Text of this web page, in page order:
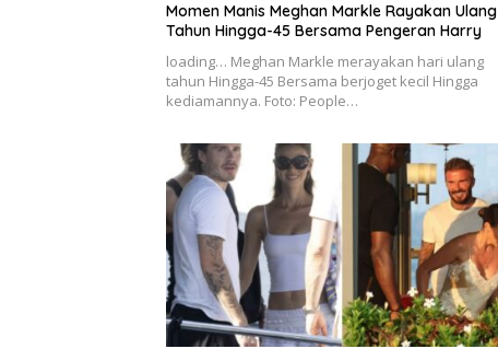
Momen Manis Meghan Markle Rayakan Ulang
Tahun Hingga-45 Bersama Pengeran Harry
loading… Meghan Markle merayakan hari ulang
tahun Hingga-45 Bersama berjoget kecil Hingga
kediamannya. Foto: People…